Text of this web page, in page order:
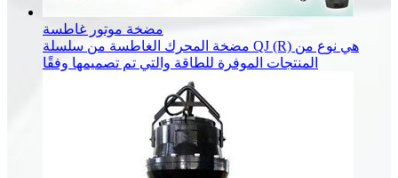
مضخة موتور غاطسة
مضخة المحرك الغاطسة من سلسلة QJ (R) هي نوع من
المنتجات الموفرة للطاقة والتي تم تصميمها وفقًا